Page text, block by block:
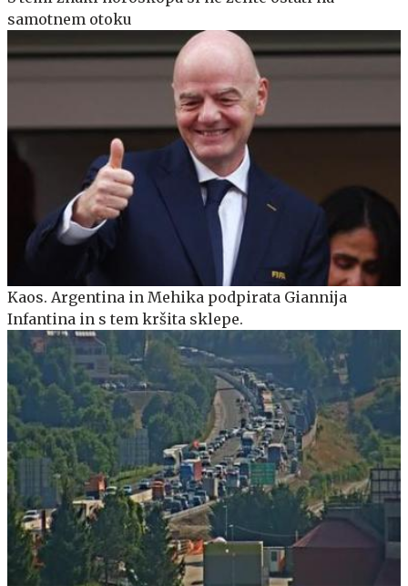
samotnem otoku
Kaos. Argentina in Mehika podpirata Giannija
Infantina in s tem kršita sklepe.